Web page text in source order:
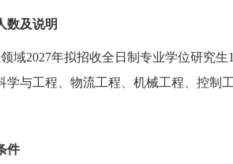
数及说明
域2027年拟招收全日制专业学位研究生1
学与工程、物流工程、机械工程、控制
件